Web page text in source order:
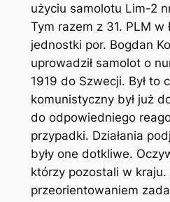
użyciu samolotu Lim-2
Tym razem z 31. PLM w
jednostki por. Bogdan
uprowadził samolot o
1919 do Szwecji. Był to
komunistyczny był już
do odpowiedniego
przypadki. Działania
były one dotkliwe.
którzy pozostali w
przeorientowaniem